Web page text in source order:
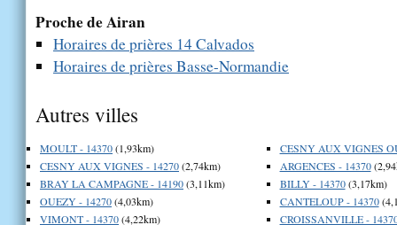
Proche de Airan
Horaires de prières 14 Calvados
Horaires de prières Basse-Normandie
Autres villes
MOULT - 14370(1,93km)
CESNY AUX VIGNES - 14270(2,74km)
BRAY LA CAMPAGNE - 14190(3,11km)
OUEZY - 14270(4,03km)
VIMONT - 14370(4,22km)
CESNY AUX VIGNES
ARGENCES - 14370
BILLY - 14370(3,17km)
CANTELOUP - 14370
CROISSANVILLE -